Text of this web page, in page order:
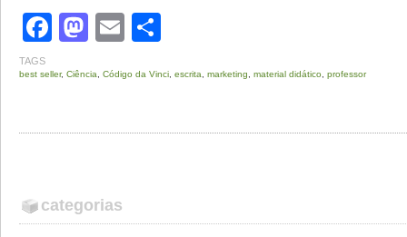
Facebook
Mastodon
Email
TAGS
best seller, Ciência Código da Vinci escrita marketing material didático professor
categorias